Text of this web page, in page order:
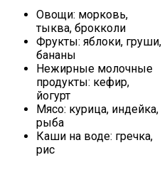
Овощи: морковь,
тыква, брокколи
Фрукты: яблоки, груши,
бананы
Нежирные молочные
продукты: кефир,
йогурт
Мясо: курица, индейка,
рыба
Каши на воде: гречка,
рис